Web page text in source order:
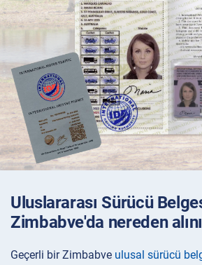
Uluslararası Sürücü
Zimbabve'da nereden
Geçerli bir Zimbabve ulusal sürücü